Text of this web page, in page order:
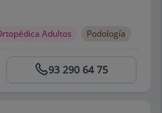
Adultos Podología
93 290 64 75